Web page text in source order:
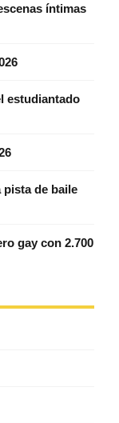
íntimas
estudiantado
pista de baile
gay con 2.700